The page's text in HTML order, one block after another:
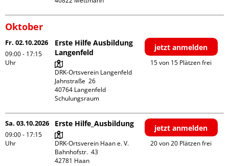
Oktober
Fr. 02.10.2026
09:00 - 17:15
Uhr
Erste Hilfe Ausbildung
Langenfeld
DRK-Ortsverein Langenfeld
Jahnstraße  26
40764 Langenfeld
Schulungsraum
jetzt anmelden
15 von 15 Plätzen frei
Sa. 03.10.2026
09:00 - 17:15
Uhr
Erste Hilfe_Ausbildung
DRK-Ortsverein Haan e. V.
Bahnhofstr.  43
jetzt anmelden
20 von 20 Plätzen frei